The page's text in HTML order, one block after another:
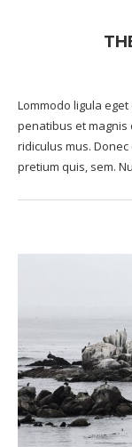
Lommodo ligula
penatibus et
ridiculus mus.
pretium quis, sem.